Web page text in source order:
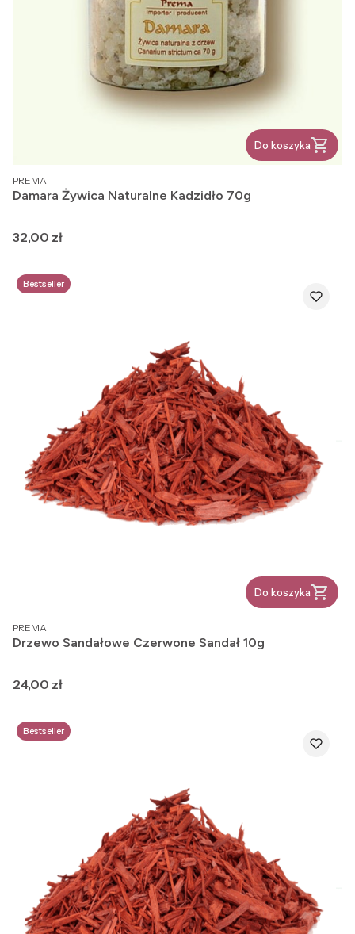
Do koszyka
PRODUCENT
PREMA
Damara Żywica Naturalne Kadzidło 70g
Cena
32,00 zł
Bestseller
Do koszyka
PRODUCENT
PREMA
Drzewo Sandałowe Czerwone Sandał 10g
Cena
24,00 zł
Bestseller